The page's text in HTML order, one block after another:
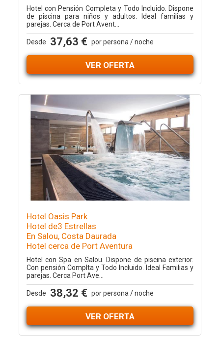
Hotel con Pensión Completa y Todo Incluido. Dispone
de piscina para niños y adultos. Ideal familias y
parejas. Cerca de Port Avent...
Desde 37,63 € por persona / noche
VER OFERTA
Hotel Oasis Park
Hotel de3 Estrellas
En Salou, Costa Daurada
Hotel cerca de Port Aventura
Hotel con Spa en Salou. Dispone de piscina exterior.
Con pensión Complta y Todo Incluido. Ideal Familias y
parejas. Cerca Port Ave...
Desde 38,32 € por persona / noche
VER OFERTA